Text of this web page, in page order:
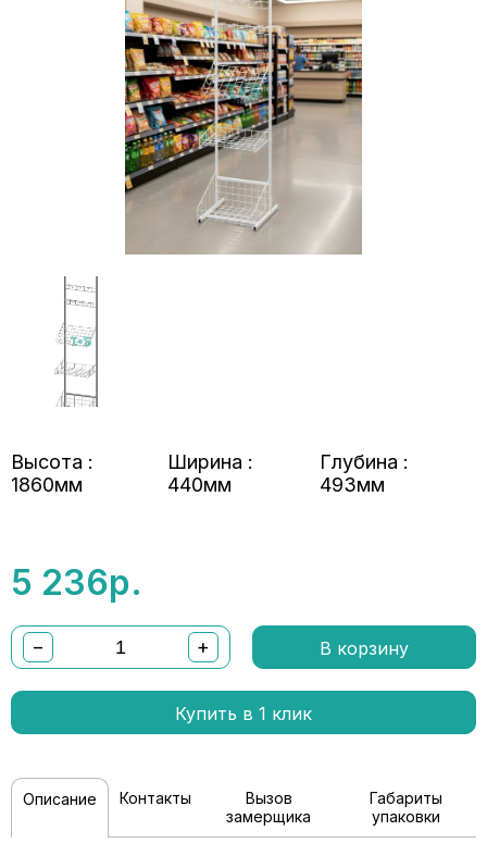
Высота :
1860мм
Ширина :
440мм
Глубина :
493мм
5 236р.
− + В корзину
Купить в 1 клик
Описание Контакты
Вызов
замерщика
Габариты
упаковки